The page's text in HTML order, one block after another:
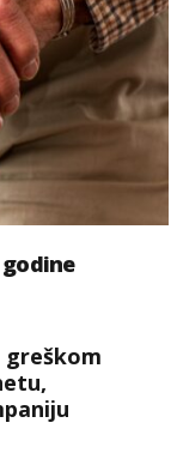
greškom